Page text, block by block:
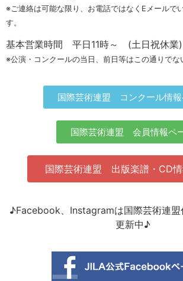
※ご連絡は可能な限り、お電話ではなくEメールで
す。
基本営業時間 平日11時～ (土日祝休業)
※公演・コンクールの当日、前日等はこの通りでな
国際芸術連盟 コンクール情報
国際芸術連盟 会員情報ペ
国際芸術連盟 出版楽譜・CD
♪Facebook、Instagramは国際芸術連盟
更新中♪